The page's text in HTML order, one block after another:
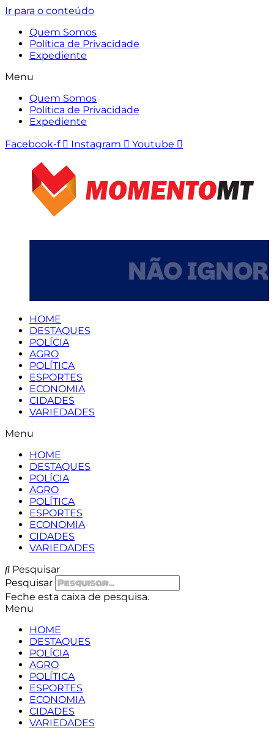
Ir para o conteúdo
Quem Somos
Política de Privacidade
Expediente
Menu
Quem Somos
Política de Privacidade
Expediente
Facebook-f
Instagram Youtube
HOME
DESTAQUES
POLÍCIA
AGRO
POLÍTICA
ESPORTES
ECONOMIA
CIDADES
VARIEDADES
Menu
HOME
DESTAQUES
POLÍCIA
AGRO
POLÍTICA
ESPORTES
ECONOMIA
CIDADES
VARIEDADES
Pesquisar
Pesquisar
Feche esta caixa de pesquisa.
Menu
HOME
DESTAQUES
POLÍCIA
AGRO
POLÍTICA
ESPORTES
ECONOMIA
CIDADES
VARIEDADES